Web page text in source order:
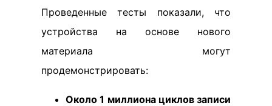
Проведенные тесты показали, что
устройства на основе нового
материала могут
продемонстрировать:
Около 1 миллиона циклов записи